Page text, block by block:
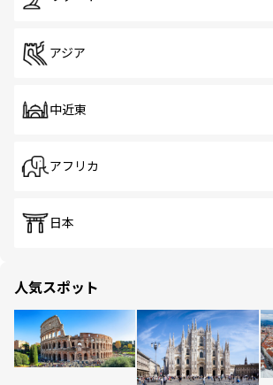
アジア
中近東
アフリカ
日本
人気スポット